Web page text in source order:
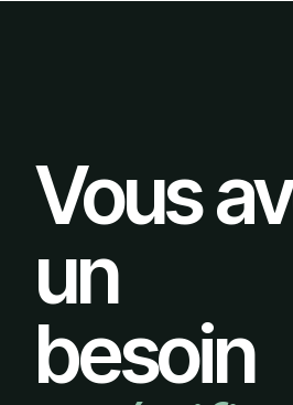
Vous
un
besoin